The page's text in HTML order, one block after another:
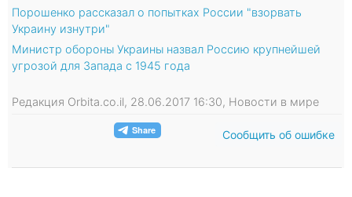
Порошенко рассказал о попытках России "взорвать
Украину изнутри"
Министр обороны Украины назвал Россию крупнейшей
угрозой для Запада с 1945 года
Редакция Orbita.co.il, 28.06.2017 16:30, Новости в мире
Сообщить об ошибке